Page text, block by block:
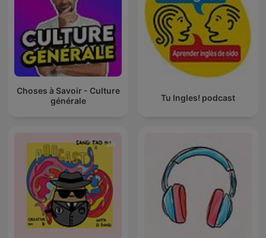
Choses à Savoir - Culture
générale
Tu Ingles! podcast